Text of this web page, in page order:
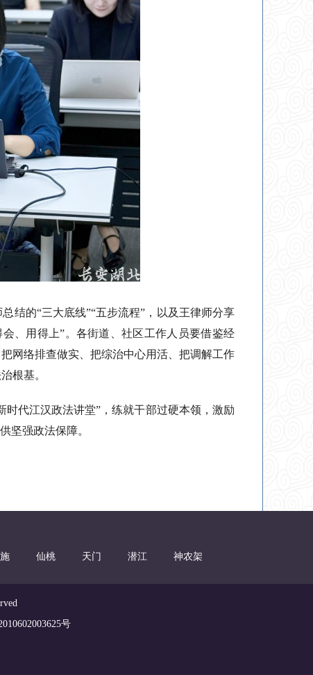
结的“三大底线”“五步流程”，以及王律师分享
、用得上”。各街道、社区工作人员要借鉴经
网络排查做实、把综治中心用活、把调解工作
根基。
代江汉政法讲堂”，练就干部过硬本领，激励
坚强政法保障。
仙桃 天门 潜江 神农架
号